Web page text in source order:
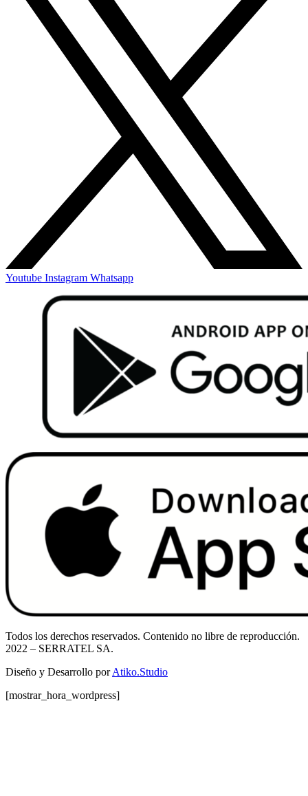
Youtube Instagram Whatsapp
Todos los derechos reservados. Contenido no libre de reproducción.
2022 – SERRATEL SA.
Diseño y Desarrollo porAtiko.Studio
[mostrar_hora_wordpress]